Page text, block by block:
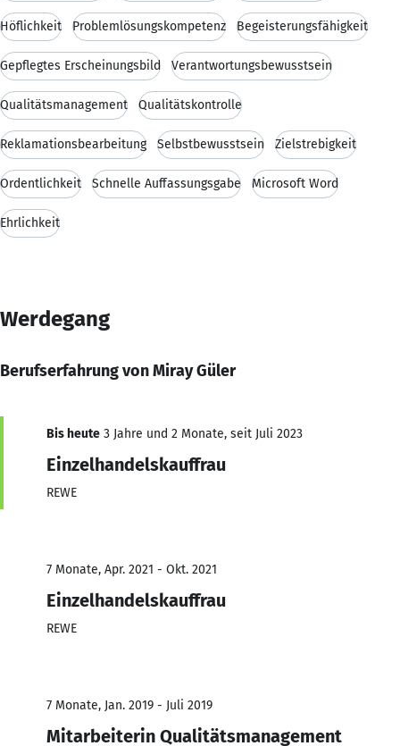
Höflichkeit Problemlösungskompetenz Begeisterungsfähigkeit
Gepflegtes Erscheinungsbild Verantwortungsbewusstsein
Qualitätsmanagement Qualitätskontrolle
Reklamationsbearbeitung Selbstbewusstsein Zielstrebigkeit
Ordentlichkeit Schnelle Auffassungsgabe Microsoft Word
Ehrlichkeit
Werdegang
Berufserfahrung von Miray Güler
Bis heute 3 Jahre und 2 Monate, seit Juli 2023
Einzelhandelskauffrau
REWE
7 Monate, Apr. 2021 - Okt. 2021
Einzelhandelskauffrau
REWE
7 Monate, Jan. 2019 - Juli 2019
Mitarbeiterin Qualitätsmanagement